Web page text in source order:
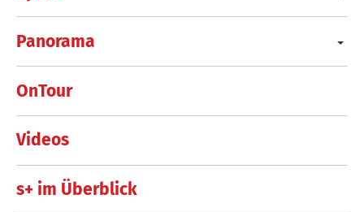
Panorama
OnTour
Videos
s+ im Überblick